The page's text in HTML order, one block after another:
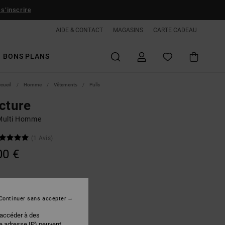
s'inscrire
AIDE & CONTACT MAGASINS CARTE CADEAU
BONS PLANS
Homme Vêtements Pulls
Homme
(1 Avis)
€
à des
sans accepter